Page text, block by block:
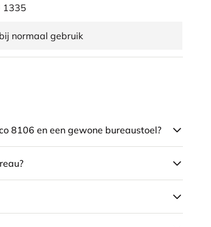
1335
normaal gebruik
8106 en een gewone bureaustoel?